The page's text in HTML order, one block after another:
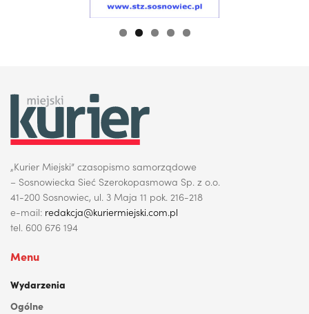
„Kurier Miejski” czasopismo samorządowe
– Sosnowiecka Sieć Szerokopasmowa Sp. z o.o.
41-200 Sosnowiec, ul. 3 Maja 11 pok. 216-218
e-mail: redakcja@kuriermiejski.com.pl
tel. 600 676 194
Menu
Wydarzenia
Ogólne